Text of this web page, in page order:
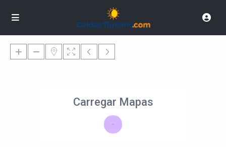
Carregar Mapas